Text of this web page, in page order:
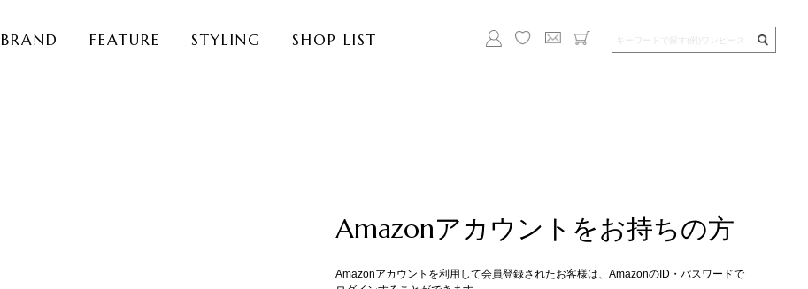
BRAND FEATURE STYLING SHOP LIST
Amazonアカウントをお持ちの方
Amazonアカウントを利用して会員登録されたお客様は、AmazonのID・パスワードで